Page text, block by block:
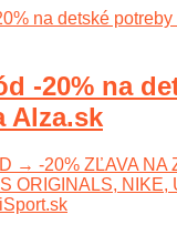
-20% na
Alza.sk